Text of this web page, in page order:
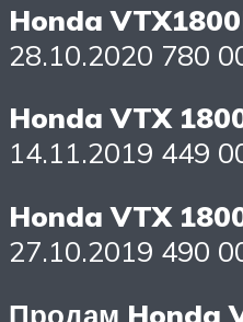
Honda
28.10.2020 780
Honda VTX
14.11.2019 449
Honda VTX
27.10.2019 490
Продам Honda